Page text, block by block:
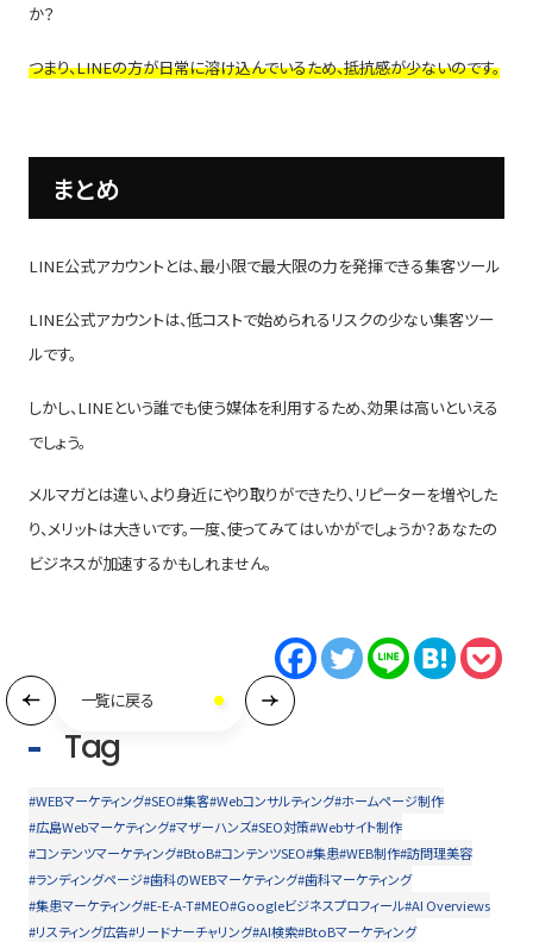
か？
つまり、LINEの方が日常に溶け込んでいるため、抵抗感が少ないのです。
まとめ
LINE公式アカウントとは、最小限で最大限の力を発揮できる集客ツール
LINE公式アカウントは、低コストで始められるリスクの少ない集客ツー
ルです。
しかし、LINEという誰でも使う媒体を利用するため、効果は高いといえる
でしょう。
メルマガとは違い、より身近にやり取りができたり、リピーターを増やした
り、メリットは大きいです。一度、使ってみてはいかがでしょうか？あなたの
ビジネスが加速するかもしれません。
一覧に戻る
Tag
#WEBマーケティング#SEO#集客#Webコンサルティング#ホームページ制作
#広島Webマーケティング#マザーハンズ#SEO対策#Webサイト制作
#コンテンツマーケティング#BtoB#コンテンツSEO#集患#WEB制作#訪問理美容
#ランディングページ#歯科のWEBマーケティング#歯科マーケティング
#集患マーケティング#E-E-A-T#MEO#Googleビジネスプロフィール#AI Overviews
#リスティング広告#リードナーチャリング#AI検索#BtoBマーケティング